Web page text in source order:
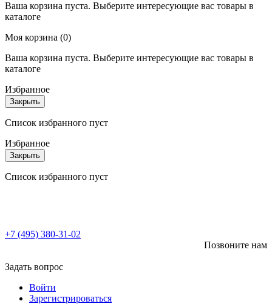
Ваша корзина пуста. Выберите интересующие вас товары в
каталоге
Моя корзина (0)
Ваша корзина пуста. Выберите интересующие вас товары в
каталоге
Избранное
Закрыть
Список избранного пуст
Избранное
Закрыть
Список избранного пуст
+7 (495) 380-31-02
Позвоните нам
Задать вопрос
Войти
Зарегистрироваться